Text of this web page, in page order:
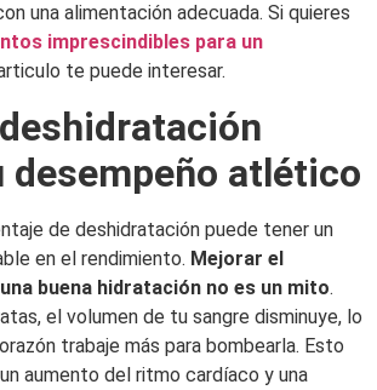
una alimentación adecuada. Si quieres
imprescindibles para un
te puede interesar.
desempeño atlético
de deshidratación puede tener un
en el rendimiento. Mejorar el
buena hidratación no es un mito.
el volumen de tu sangre disminuye, lo
trabaje más para bombearla. Esto
aumento del ritmo cardíaco y una